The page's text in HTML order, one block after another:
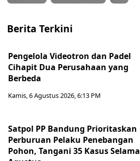
Berita Terkini
Pengelola Videotron dan Padel
Cihapit Dua Perusahaan yang
Berbeda
Kamis, 6 Agustus 2026, 6:13 PM
Satpol PP Bandung Prioritaskan
Perburuan Pelaku Penebangan
Pohon, Tangani 35 Kasus Selama